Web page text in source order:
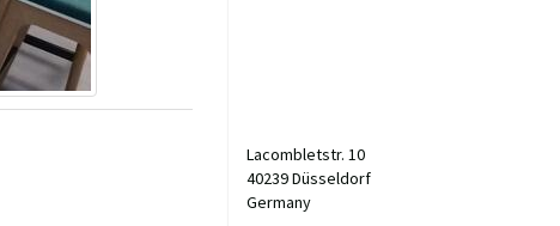
Lacombletstr. 10
40239 Düsseldorf
Germany